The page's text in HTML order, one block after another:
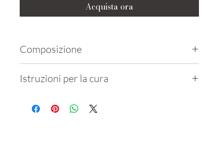
Acquista ora
Composizione
Istruzioni per la cura
utilizzando acqua fredda